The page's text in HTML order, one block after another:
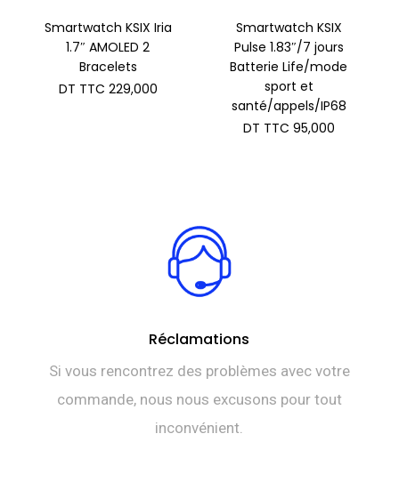
Smartwatch KSIX Iria
1.7″ AMOLED 2
Bracelets
DT TTC 229,000
Smartwatch KSIX
Pulse 1.83″/7 jours
Batterie Life/mode
sport et
santé/appels/IP68
DT TTC 95,000
Réclamations
Si vous rencontrez des problèmes avec votre
commande, nous nous excusons pour tout
inconvénient.